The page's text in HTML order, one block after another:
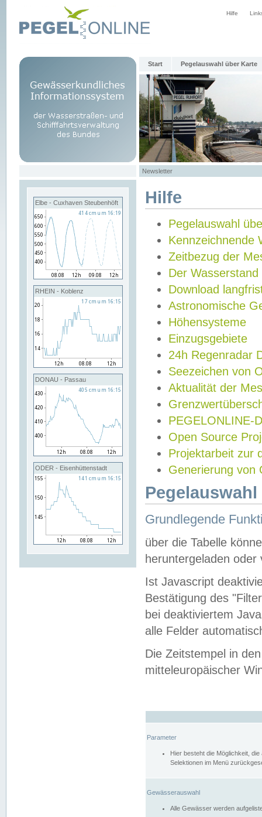
Hilfe
Start Pegelauswahl über Karte
Newsletter
Elbe - Cuxhaven Steubenhöft
RHEIN - Koblenz
DONAU - Passau
ODER - Eisenhüttenstadt
Hilfe
Pegelauswahl
Kennzeichnende
Zeitbezug der
Der Wasserstand
Download
Astronomische
Höhensysteme
Einzugsgebiete
24h Regenradar
Seezeichen von
Aktualität der
PEGELONLINE-
Open Source
Projektarbeit zur
Generierung von
Grundlegende
über die Tabelle
heruntergeladen oder
Ist Javascript
Bestätigung des
bei deaktiviertem
alle Felder
Die Zeitstempel in
mitteleuropäischer
Parameter
Hier besteht die Möglichkeit,
Selektionen im Menü
Gewässerauswahl
Alle Gewässer werden